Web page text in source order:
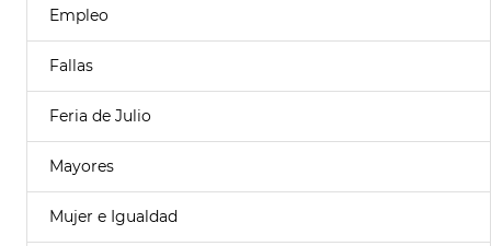
Empleo
Fallas
Feria de Julio
Mayores
Mujer e Igualdad